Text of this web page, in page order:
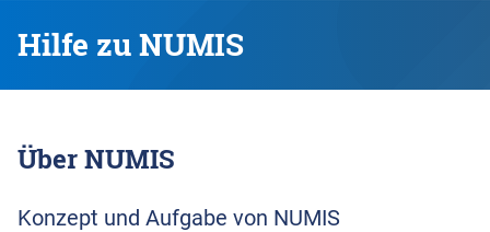
Hilfe zu NUMIS
Über NUMIS
Konzept und Aufgabe von NUMIS